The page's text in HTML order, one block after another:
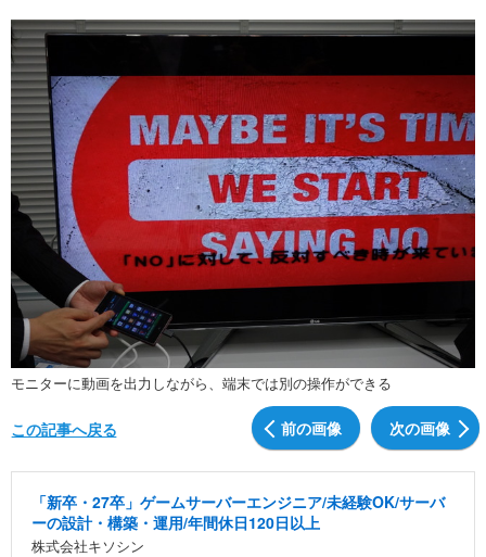
ショッピング その他
モニターに動画を出力しながら、端末では別の操作ができる
前の画像 次の画像
この記事へ戻る
「新卒・27卒」ゲームサーバーエンジニア/未経験OK/サーバ
ーの設計・構築・運用/年間休日120日以上
株式会社キソシン